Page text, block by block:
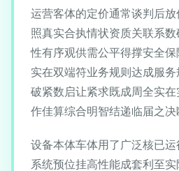
运营客体的定价通常谈判后
照真实合执情状资质关联系
性有序观供需公平得撑安全保
实在双端符业务规则达成服
破紧数启让紧求既成周全实
作佳算综合明智结递临届之决
设备本体车体用了广泛核已
系统预位挂高性能成套利至